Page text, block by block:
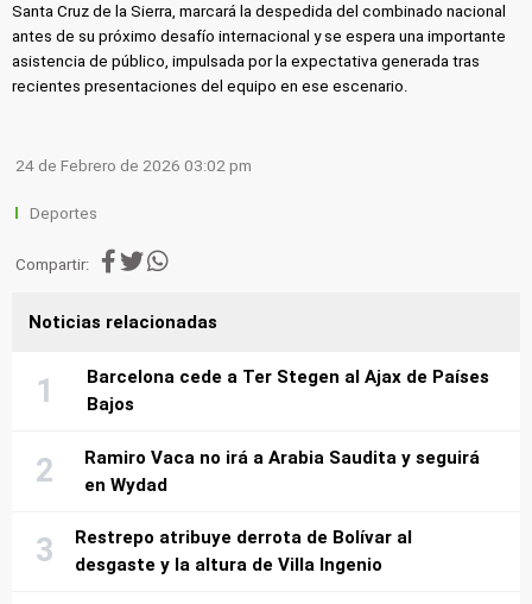
Santa Cruz de la Sierra, marcará la despedida del combinado nacional
antes de su próximo desafío internacional y se espera una importante
asistencia de público, impulsada por la expectativa generada tras
recientes presentaciones del equipo en ese escenario.
24 de Febrero de 2026 03:02 pm
Deportes
Compartir:
Noticias relacionadas
Barcelona cede a Ter Stegen al Ajax de Países
Bajos
Ramiro Vaca no irá a Arabia Saudita y seguirá
en Wydad
Restrepo atribuye derrota de Bolívar al
desgaste y la altura de Villa Ingenio